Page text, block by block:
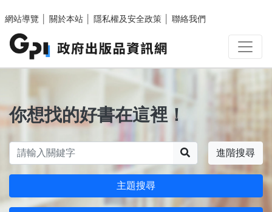
網站導覽
關於本站 隱私權及安全政策 聯絡我們
你想找的好書在這裡！
進階搜尋
主題搜尋